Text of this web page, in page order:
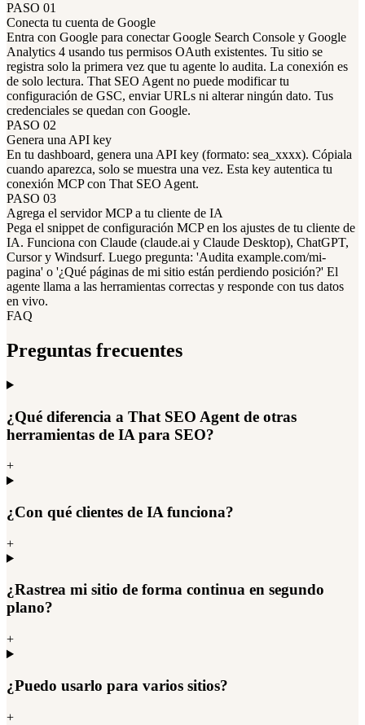
PASO 01
Conecta tu cuenta de Google
Entra con Google para conectar Google Search Console y Google
Analytics 4 usando tus permisos OAuth existentes. Tu sitio se
registra solo la primera vez que tu agente lo audita. La conexión es
de solo lectura. That SEO Agent no puede modificar tu
configuración de GSC, enviar URLs ni alterar ningún dato. Tus
credenciales se quedan con Google.
PASO 02
Genera una API key
En tu dashboard, genera una API key (formato: sea_xxxx). Cópiala
cuando aparezca, solo se muestra una vez. Esta key autentica tu
conexión MCP con That SEO Agent.
PASO 03
Agrega el servidor MCP a tu cliente de IA
Pega el snippet de configuración MCP en los ajustes de tu cliente de
IA. Funciona con Claude (claude.ai y Claude Desktop), ChatGPT,
Cursor y Windsurf. Luego pregunta: 'Audita example.com/mi-
pagina' o '¿Qué páginas de mi sitio están perdiendo posición?' El
agente llama a las herramientas correctas y responde con tus datos
en vivo.
FAQ
Preguntas frecuentes
¿Qué diferencia a That SEO Agent de otras
herramientas de IA para SEO?
+
¿Con qué clientes de IA funciona?
+
¿Rastrea mi sitio de forma continua en segundo
plano?
+
¿Puedo usarlo para varios sitios?
+